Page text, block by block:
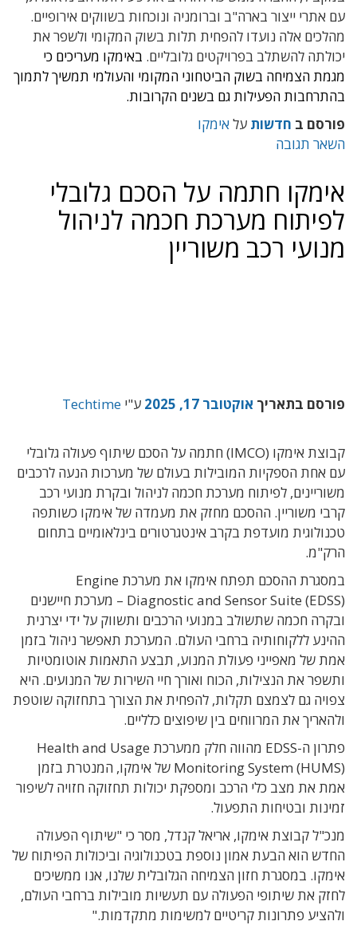
עם אתרי ייצור בארה"ב וברומניה ונוכחות בשווקים אירופיים.
מהלכים אלה נועדו להפחית תלות בשוק המקומי ולשפר את
יכולתה להשתלב בפרויקטים גלובליים. באימקו מעריכים כי
מגמת הצמיחה בשוק הביטחוני המקומי והעולמי תמשיך לתמוך
בהתרחבות הפעילות גם בשנים הקרובות.
פורסם ב חדשות עלאימקו
השאר תגובה
אימקו חתמה על הסכם גלובלי
לפיתוח מערכת חכמה לניהול
מנועי רכב משוריין
פורסם בתאריך אוקטובר 17, 2025 ע"י Techtime
קבוצת אימקו (IMCO) חתמה על הסכם שיתוף פעולה גלובלי
עם אחת הספקיות המובילות בעולם של מערכות הנעה לרכבים
משוריינים, לפיתוח מערכת חכמה לניהול ובקרת מנועי רכב
קרבי משוריין. ההסכם מחזק את מעמדה של אימקו כשותפה
טכנולוגית מועדפת בקרב אינטגרטורים בינלאומיים בתחום
הרק"מ.
במסגרת ההסכם תפתח אימקו את מערכת Engine
Diagnostic and Sensor Suite (EDSS) – מערכת חיישנים
ובקרה חכמה שתשולב במנועי הרכבים ותשווק על ידי יצרנית
ההינע ללקוחותיה ברחבי העולם. המערכת תאפשר ניהול בזמן
אמת של מאפייני פעולת המנוע, תבצע התאמות אוטומטיות
ותשפר את הנצילות, הכוח ואורך חיי השירות של המנועים. היא
צפויה גם לצמצם תקלות, להפחית את הצורך בתחזוקה שוטפת
ולהאריך את המרווחים בין שיפוצים כלליים.
פתרון ה-EDSS מהווה חלק ממערכת Health and Usage
Monitoring System (HUMS) של אימקו, המנטרת בזמן
אמת את מצב כלי הרכב ומספקת יכולות תחזוקה חזויה לשיפור
זמינות ובטיחות התפעול.
מנכ"ל קבוצת אימקו, אריאל קנדל, מסר כי "שיתוף הפעולה
החדש הוא הבעת אמון נוספת בטכנולוגיה וביכולות הפיתוח של
אימקו. במסגרת חזון הצמיחה הגלובלית שלנו, אנו ממשיכים
לחזק את שיתופי הפעולה עם תעשיות מובילות ברחבי העולם,
ולהציע פתרונות קריטיים למשימות מתקדמות."